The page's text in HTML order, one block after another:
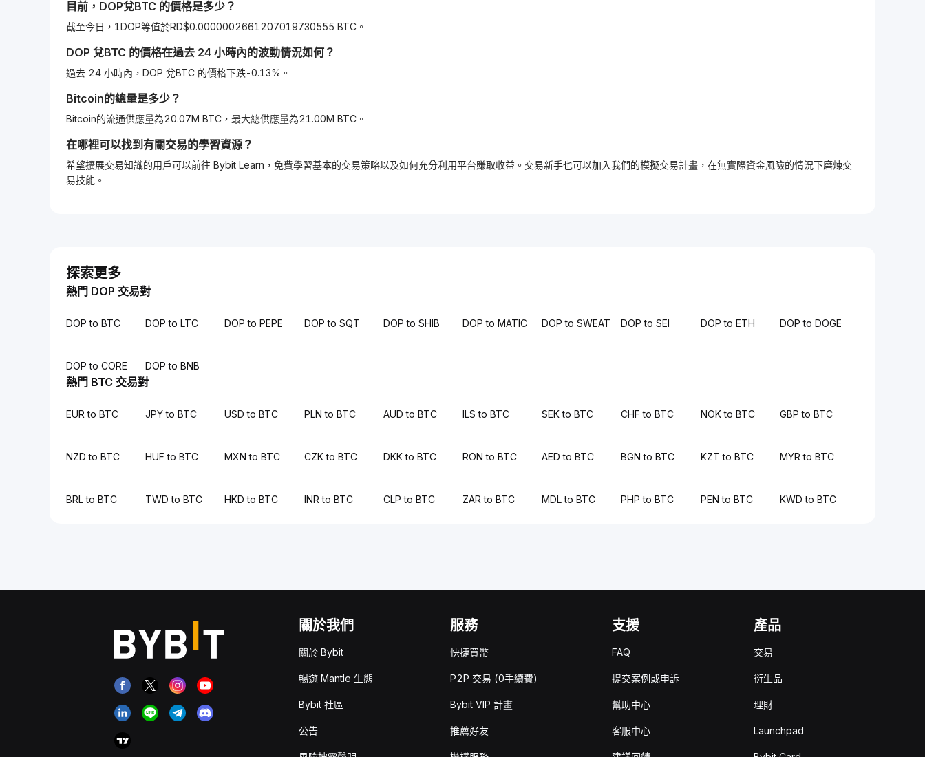
目前， DOP兌BTC 的價格是多少？
截至今日，1DOP等值於RD$0.0000002661207019730555 BTC。
DOP 兌BTC 的價格在過去 24 小時內的波動情況如何？
過去 24 小時內，DOP 兌BTC 的價格下跌-0.13%。
Bitcoin的總量是多少？
Bitcoin的流通供應量為20.07M BTC，最大總供應量為21.00M BTC。
在哪裡可以找到有關交易的學習資源？
希望擴展交易知識的用戶可以前往 Bybit Learn，免費學習基本的交易策略以及如何充分利用平台賺取收益。交易新手也可以加入我們的模擬交易計畫，在無實際資金風險的情況下磨煉交
易技能。
探索更多
熱門 DOP 交易對
DOP to BTC DOP to LTC DOP to PEPE DOP to SQT DOP to SHIB DOP to MATIC DOP to SWEAT DOP to SEI DOP to ETH DOP to DOGE
DOP to CORE DOP to BNB
熱門 BTC 交易對
EUR to BTC JPY to BTC USD to BTC PLN to BTC AUD to BTC ILS to BTC SEK to BTC CHF to BTC NOK to BTC GBP to BTC
NZD to BTC HUF to BTC MXN to BTC CZK to BTC DKK to BTC RON to BTC AED to BTC BGN to BTC KZT to BTC MYR to BTC
BRL to BTC TWD to BTC HKD to BTC INR to BTC CLP to BTC ZAR to BTC MDL to BTC PHP to BTC PEN to BTC KWD to BTC
關於我們
關於 Bybit
暢遊 Mantle 生態
Bybit 社區
公告
服務
快捷買幣
P2P 交易 (0手續費)
Bybit VIP 計畫
推薦好友
支援
FAQ
提交案例或申訴
幫助中心
客服中心
產品
交易
衍生品
理財
Launchpad